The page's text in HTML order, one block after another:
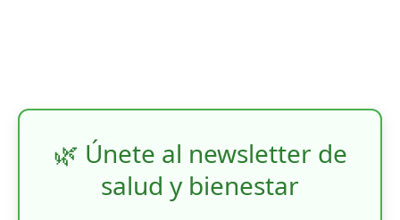
🌿 Únete al newsletter de
salud y bienestar